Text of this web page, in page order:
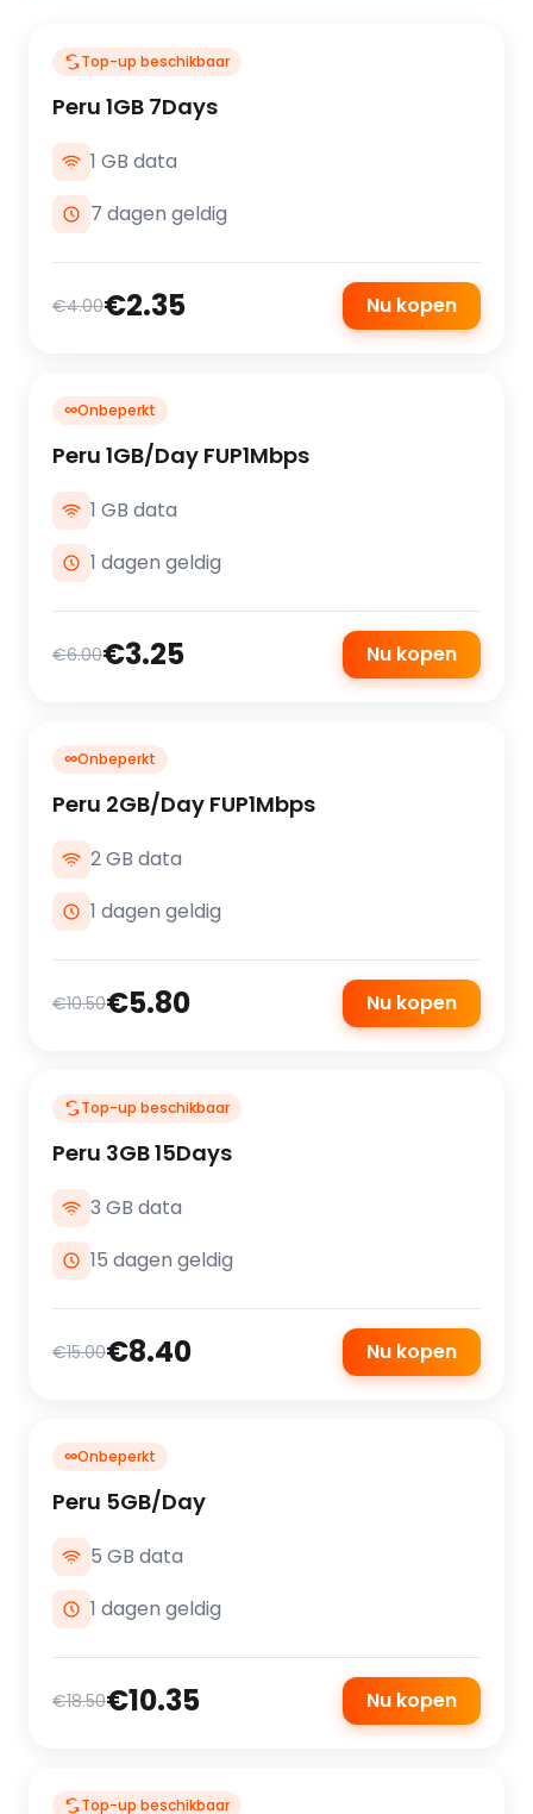
Top-up beschikbaar
Peru 1GB 7Days
1 GB data
7 dagen geldig
€4.00€2.35 Nu kopen
∞Onbeperkt
Peru 1GB/Day FUP1Mbps
1 GB data
1 dagen geldig
€6.00€3.25 Nu kopen
∞Onbeperkt
Peru 2GB/Day FUP1Mbps
2 GB data
1 dagen geldig
€10.50€5.80 Nu kopen
Top-up beschikbaar
Peru 3GB 15Days
3 GB data
15 dagen geldig
€15.00€8.40 Nu kopen
∞Onbeperkt
Peru 5GB/Day
5 GB data
1 dagen geldig
€18.50€10.35 Nu kopen
Top-up beschikbaar